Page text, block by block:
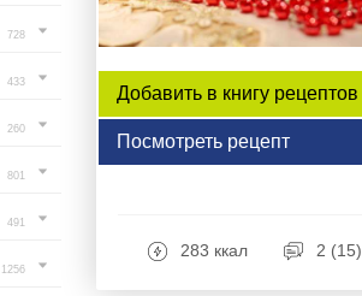
728
433
260
801
491
1256
Добавить в книгу рецептов
Посмотреть рецепт
283 ккал 2 (15)